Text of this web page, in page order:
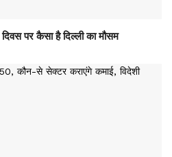
पर कैसा है दिल्ली का मौसम